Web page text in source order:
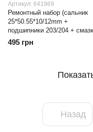
Артикул: 641969
Ремонтный набор (сальник
25*50.55*10/12mm +
подшипники 203/204 +
SAMSUNG
495 грн
Назад